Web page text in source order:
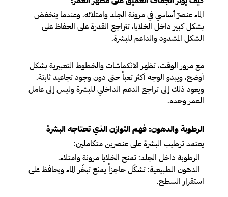
الماء عنصرٌ أساسي في مرونة الجلد وامتلائه. وعندما ينخفض
بشكل كبير داخل الخلايا، تتراجع القدرة على الحفاظ على
الشكل المشدود والداعم للبشرة.
مع مرور الوقت، تظهر الانكماشات والخطوط التعبيرية بشكل
أوضح، ويبدو الوجه أكثر تعباً حتى دون وجود تجاعيد ثابتة.
ويعود ذلك إلى تراجع الدعم الداخلي للبشرة وليس إلى عامل
العمر وحده.
الرطوبة والدهون: فهم التوازن الذي تحتاجه البشرة
يعتمد ترطيب البشرة على عنصرين متكاملين:
الرطوبة داخل الجلد: تمنح الخلايا مرونة وامتلاء.
الدهون الطبيعية: تشكّل حاجزاً يمنع تبخّر الماء ويحافظ على
استقرار السطح.